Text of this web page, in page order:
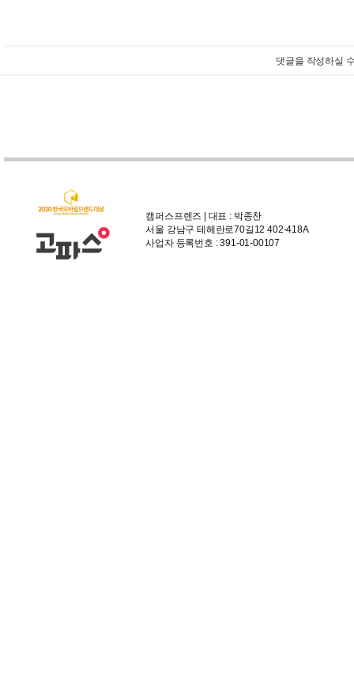
댓글을 작성하실
캠퍼스프렌즈 | 대표 : 박종찬
서울 강남구 테헤란로70길12 402-418A
사업자 등록번호 : 391-01-00107